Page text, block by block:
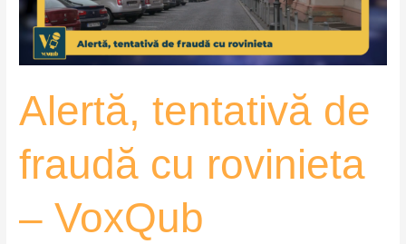
Alertă, tentativă de
fraudă cu rovinieta
– VoxQub
VoxQub